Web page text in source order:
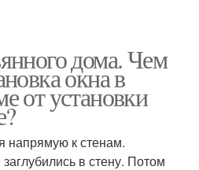
дома. Чем
окна в
от установки
напрямую к стенам.
в стену. Потом